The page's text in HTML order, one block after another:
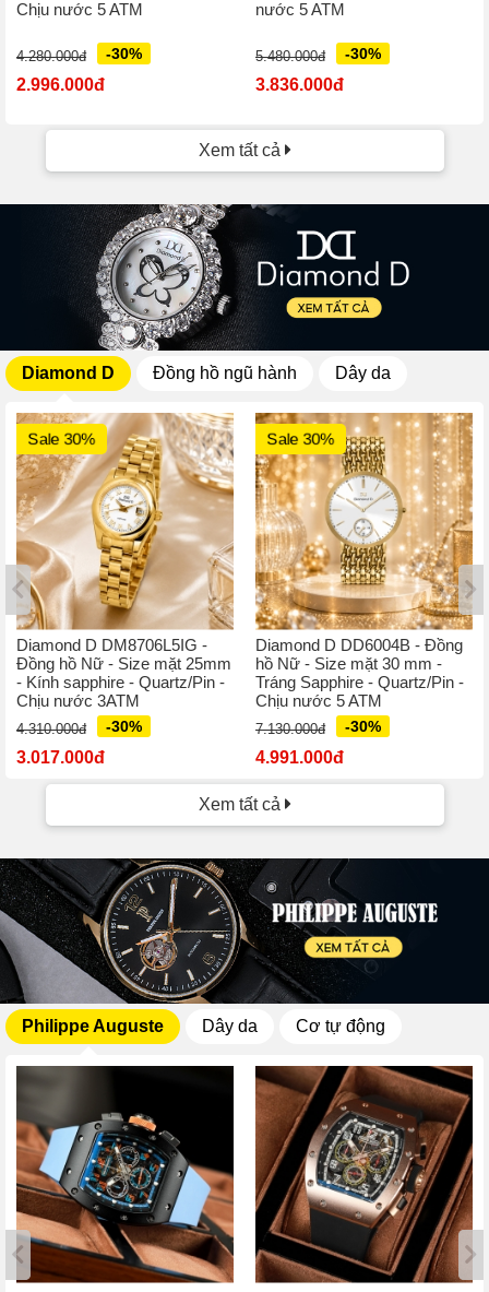
Chịu nước 5 ATM
4.280.000đ -30%
2.996.000đ
nước 5 ATM
5.480.000đ -30%
3.836.000đ
Xem tất cả
Diamond D Đồng hồ ngũ hành Dây da
Sale 30%
Diamond D DM8706L5IG -
Đồng hồ Nữ - Size mặt 25mm
- Kính sapphire - Quartz/Pin -
Chịu nước 3ATM
4.310.000đ -30%
3.017.000đ
Sale 30%
Diamond D DD6004B - Đồng
hồ Nữ - Size mặt 30 mm -
Tráng Sapphire - Quartz/Pin -
Chịu nước 5 ATM
7.130.000đ -30%
4.991.000đ
Xem tất cả
Philippe Auguste Dây da Cơ tự động